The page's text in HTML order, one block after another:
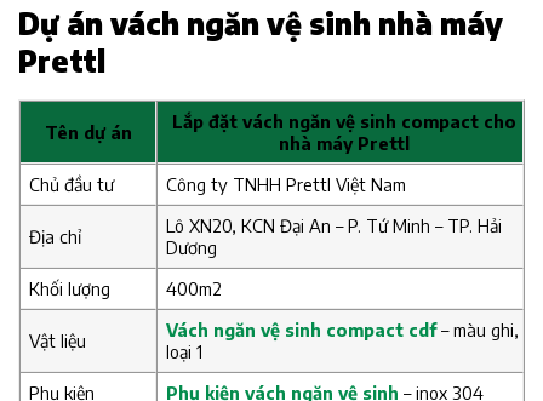
Dự án vách ngăn vệ sinh nhà máy
Prettl
Tên dự án
Lắp đặt vách ngăn vệ sinh compact cho
nhà máy Prettl
Chủ đầu tư
Công ty TNHH Prettl Việt Nam
Địa chỉ
Lô XN20, KCN Đại An – P. Tứ Minh – TP. Hải
Dương
Khối lượng
400m2
Vật liệu Vách ngăn vệ sinh compact cdf– màu ghi,
loại 1
Phụ kiện
Phụ kiện vách ngăn vệ sinh – inox 304